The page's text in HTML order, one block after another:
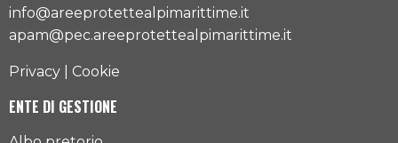
info@areeprotettealpimarittime.it
apam@pec.areeprotettealpimarittime.it
Privacy Cookie
ENTE DI GESTIONE